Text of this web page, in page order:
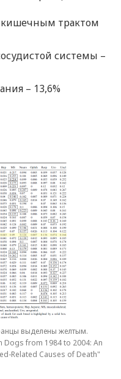
трактом
системы –
– 13,6%
выделены желтым.
Dogs from 1984 to 2004: An
Related Causes of Death"